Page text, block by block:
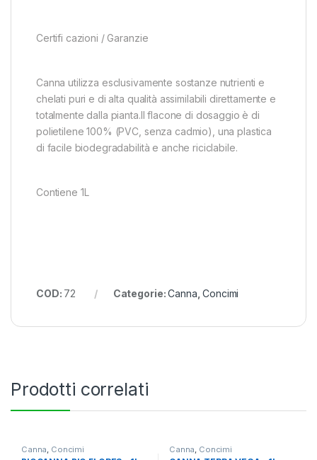
Certifi cazioni / Garanzie
Canna utilizza esclusivamente sostanze nutrienti e
chelati puri e di alta qualità assimilabili direttamente e
totalmente dalla pianta.Il flacone di dosaggio è di
polietilene 100% (PVC, senza cadmio), una plastica
di facile biodegradabilità e anche riciclabile.
Contiene 1L
COD: 72 Categorie:Canna ,Concimi
Prodotti correlati
Canna Concimi Canna Concimi